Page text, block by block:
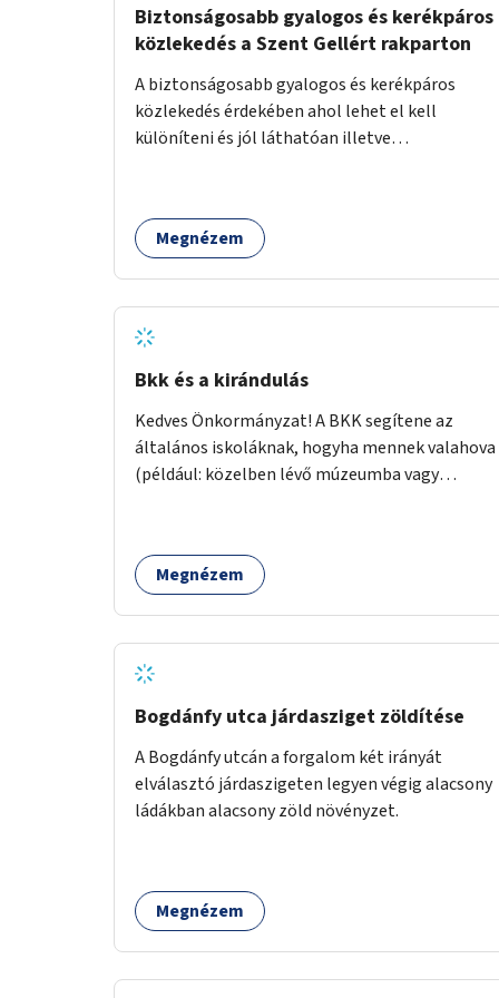
illeszkedve a környezetbe.
Biztonságosabb gyalogos és kerékpáros
közlekedés a Szent Gellért rakparton
A biztonságosabb gyalogos és kerékpáros
közlekedés érdekében ahol lehet el kell
különíteni és jól láthatóan illetve
szűk helyeken a közös járda használatra kell
felhívni a figyelmet egy-egy példával pl. a
mellett de szűk helyeken egyesével illetve a
szembejövő biciklisek lassítsanak a
biztonságos kikerülés érdekében.
Megnézem
Bkk és a kirándulás
Kedves Önkormányzat! A BKK segítene az
általános iskoláknak, hogyha mennek valahova
(például: közelben lévő múzeumba vagy
üzenetet, hogy honnan hova, és hányan
szeretnének utazni és ennek megfelelően
Megnézem
Bogdánfy utca járdasziget zöldítése
A Bogdánfy utcán a forgalom két irányát
elválasztó járdaszigeten legyen végig alacsony
ládákban alacsony zöld növényzet.
Megnézem